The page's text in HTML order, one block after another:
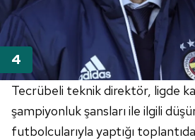
Tecrübeli teknik direktör, ligde
şampiyonluk şansları ile ilgili
futbolcularıyla yaptığı